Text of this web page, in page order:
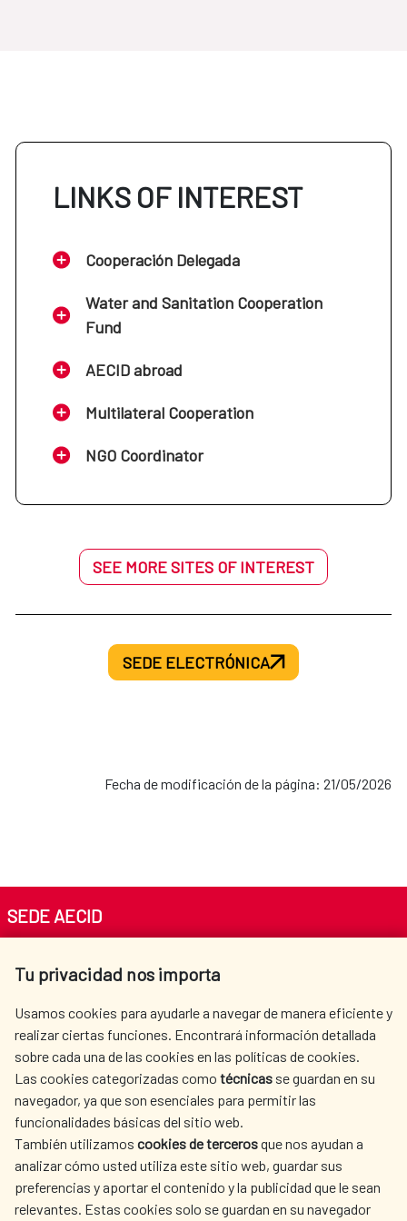
LINKS OF INTEREST
Cooperación Delegada
Water and Sanitation Cooperation
Fund
AECID abroad
Multilateral Cooperation
NGO Coordinator
SEE MORE SITES OF INTEREST
SEDE ELECTRÓNICA
Fecha de modificación de la página: 21/05/2026
Tu privacidad nos importa
Usamos cookies para ayudarle a navegar de manera eficiente y
realizar ciertas funciones. Encontrará información detallada
sobre cada una de las cookies en las políticas de cookies.
Las cookies categorizadas como técnicas se guardan en su
navegador, ya que son esenciales para permitir las
funcionalidades básicas del sitio web.
También utilizamos cookies de tercerosque nos ayudan a
analizar cómo usted utiliza este sitio web, guardar sus
preferencias y aportar el contenido y la publicidad que le sean
relevantes. Estas cookies solo se guardan en su navegador
SEDE AECID
Tel. +34 900 20 30 54​​​​​​​
AECID
WHERE DO WE COOPERATE?
SPANISH HUMANITARIAN
ACTION
PRESS ROOM
CULTURE AND SCIENCE LIBRARY